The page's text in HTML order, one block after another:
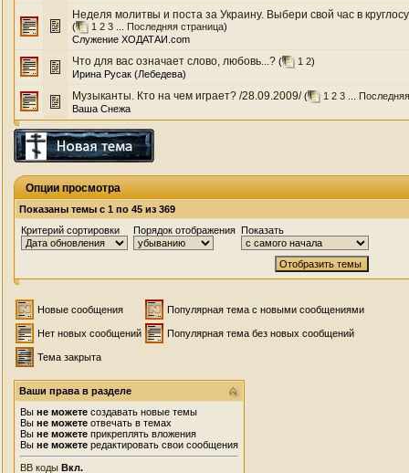
Неделя молитвы и поста за Украину. Выбери свой час в
( 1 2 3 Последняя страница)
Служение ХОДАТАИ.com
Что для вас означает слово, любовь...? ( 1 2)
Ирина Русак (Лебедева)
Музыканты. Кто на чем играет? /28.09.2009/ ( 1 2 3
Ваша Снежа
Опции просмотра
Показаны темы с 1 по 45 из 369
Критерий сортировки
Порядок отображения Показать
Новые сообщения Популярная тема с новыми сообщениями
Нет новых сообщений Популярная тема без новых сообщений
Тема закрыта
Ваши права в разделе
Вы не можете создавать новые темы
Вы не можете отвечать в темах
Вы не можете прикреплять вложения
Вы не можете редактировать свои сообщения
BB коды Вкл.